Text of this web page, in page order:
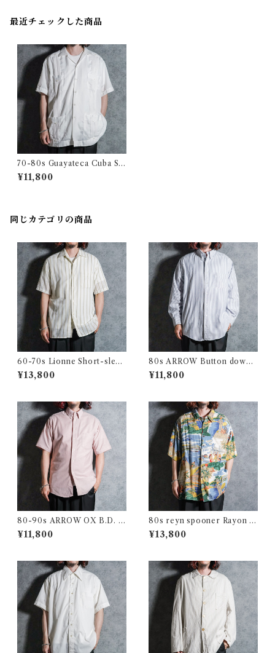
最近チェックした商品
70-80s Guayateca Cuba Shi
rts アロンゾ オープンカラー
キューバシャツ
¥11,800
同じカテゴリの商品
60-70s Lionne Short-sleev
e Stripe Shirts フランス製 半
袖 ストライプ シャツ
¥13,800
80s ARROW Button down
Oxford Shirts アロー ボタン
ダウン オックスフォード シャ
¥11,800
80-90s ARROW OX B.D. S
hirts アロー オックスフォー
ド 半袖 ボタンダウン シャツ
¥11,800
80s reyn spooner Rayon Al
oha Shirts レインスプーナー
レーヨン アロハシャツ
¥13,800